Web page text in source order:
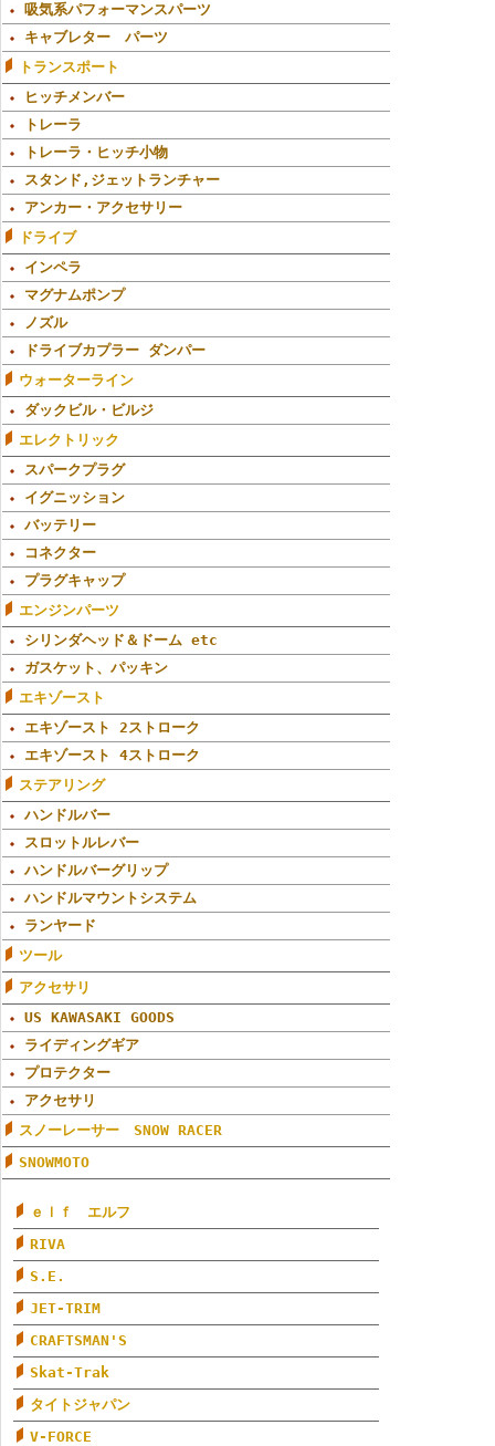
吸気系パフォーマンスパーツ
キャブレター パーツ
トランスポート
ヒッチメンバー
トレーラ
トレーラ・ヒッチ小物
スタンド,ジェットランチャー
アンカー・アクセサリー
ドライブ
インペラ
マグナムポンプ
ノズル
ドライブカプラー ダンパー
ウォーターライン
ダックビル・ビルジ
エレクトリック
スパークプラグ
イグニッション
バッテリー
コネクター
プラグキャップ
エンジンパーツ
シリンダヘッド＆ドーム etc
ガスケット、パッキン
エキゾースト
エキゾースト 2ストローク
エキゾースト 4ストローク
ステアリング
ハンドルバー
スロットルレバー
ハンドルバーグリップ
ハンドルマウントシステム
ランヤード
ツール
アクセサリ
US KAWASAKI GOODS
ライディングギア
プロテクター
アクセサリ
スノーレーサー SNOW RACER
SNOWMOTO
ｅｌｆ エルフ
RIVA
S.E.
JET-TRIM
CRAFTSMAN'S
Skat-Trak
タイトジャパン
V-FORCE